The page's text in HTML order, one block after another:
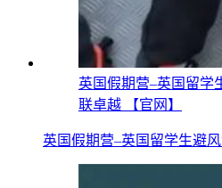
英国假期营–英国留学
联卓越 【官网】
英国假期营–英国留学生避风